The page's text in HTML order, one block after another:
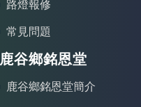
路燈報修
常見問題
鹿谷鄉銘恩堂
鹿谷鄉銘恩堂簡介